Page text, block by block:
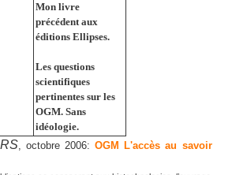
Mon livre
précédent aux
éditions Ellipses.
Les questions
scientifiques
pertinentes sur les
OGM. Sans
idéologie.
, octobre 2006:OGM L'accès au savoir